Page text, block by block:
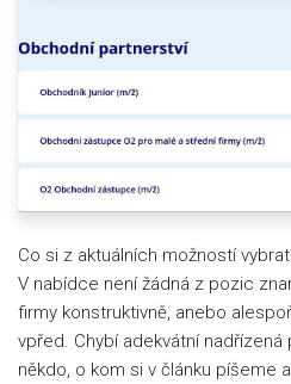
Co si z aktuálních možností
V nabídce není žádná z pozic
firmy konstruktivně, anebo
vpřed. Chybí adekvátní
někdo, o kom si v článku píšeme